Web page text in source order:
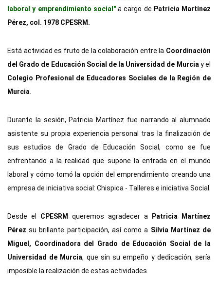
laboral y emprendimiento social" a cargo de Patricia Martínez
Pérez, col. 1978 CPESRM.
Está actividad es fruto de la colaboración entre la Coordinación
del Grado de Educación Social de la Universidad de Murcia
Colegio Profesional de Educadores Sociales de la Región de
Murcia
Durante la sesión, Patricia Martínez fue narrando al alumnado
asistente su propia experiencia personal tras la finalización de
sus estudios de Grado de Educación Social, como se fue
enfrentando a la realidad que supone la entrada en el mundo
laboral y cómo tomó la opción del emprendimiento creando una
empresa de iniciativa social: Chispica - Talleres e iniciativa Social.
Desde el CPESRM queremos agradecer a Patricia Martínez
Pérez su brillante participación, así como a Silvia Martínez de
Miguel, Coordinadora del Grado de Educación Social de la
Universidad de Murcia, que sin su empeño y dedicación, sería
imposible la realización de estas actividades.